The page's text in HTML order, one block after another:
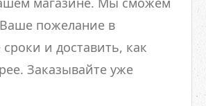
пожелание в
и доставить, как
Заказывайте уже